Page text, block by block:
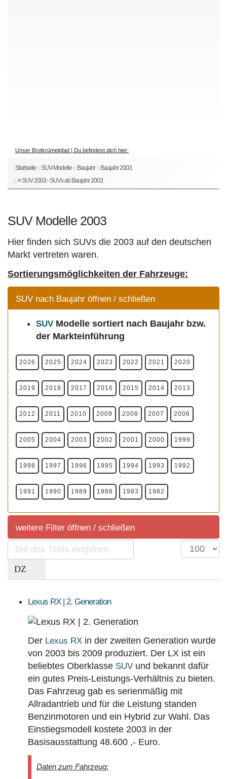
Unser Brotkrümelpfad | Du befindest dich hier:
Startseite SUV-Modelle Baujahr
Baujahr 2003
≡ SUV 2003 - SUVs ab Baujahr 2003
SUV Modelle 2003
Hier finden sich SUVs die 2003 auf den deutschen
Markt vertreten waren.
Sortierungsmöglichkeiten der Fahrzeuge:
SUV nach Baujahr öffnen / schließen
SUV Modelle sortiert nach Baujahr bzw.
der Markteinführung
2026 2025 2024 2023 2022 2021 2020
2019 2018 2017 2016 2015 2014 2013
2012 2011 2010 2009 2008 2007 2006
2005 2004 2003 2002 2001 2000 1999
1998 1997 1996 1995 1994 1993 1992
1991 1990 1989 1988 1983 1982
weitere Filter öffnen / schließen
weitere Filter
Sortierung aller aktuell im deutschem Handel
angeboteten Fahrzeuge.
Sortierung SUV Datenbank
Die Sortierungsmöglichkeit umfasst alle SUV-
Modelle und Generationen!
BAUJAHR
Teil
des
Titels
Anzeige
#
Lexus RX | 2. Generation
Der Lexus RX in der zweiten Generation wurde
von 2003 bis 2009 produziert. Der LX ist ein
beliebtes Oberklasse SUV und bekannt dafür
ein gutes Preis-Leistungs-Verhältnis zu bieten.
Das Fahrzeug gab es serienmäßig mit
Allradantrieb und für die Leistung standen
Benzinmotoren und ein Hybrid zur Wahl. Das
Einstiegsmodell kostete 2003 in der
Basisausstattung 48.600 ,- Euro.
Daten zum Fahrzeug: